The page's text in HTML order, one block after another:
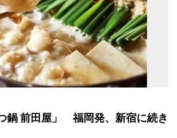
鍋 前田屋」 福岡発、新宿に続き